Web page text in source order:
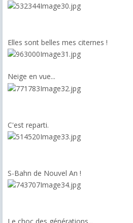
Elles sont belles mes citernes !
Neige en vue...
C'est reparti.
S-Bahn de Nouvel An !